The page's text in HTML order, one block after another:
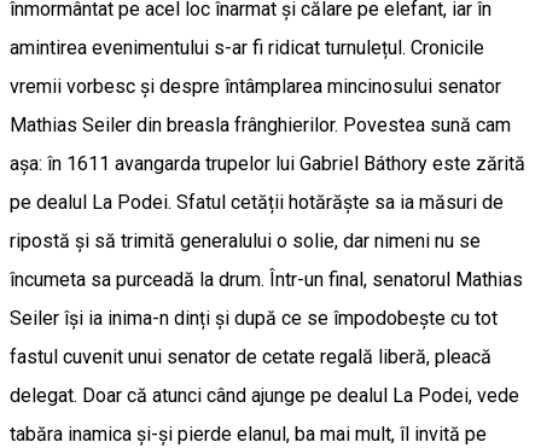
înmormântat pe acel loc înarmat și călare pe elefant, iar în
amintirea evenimentului s-ar fi ridicat turnulețul. Cronicile
vremii vorbesc şi despre întâmplarea mincinosului senator
Mathias Seiler din breasla frânghierilor. Povestea sună cam
așa: în 1611 avangarda trupelor lui Gabriel Báthory este zărită
pe dealul La Podei. Sfatul cetății hotărăște sa ia măsuri de
ripostă și să trimită generalului o solie, dar nimeni nu se
încumeta sa purceadă la drum. Într-un final, senatorul Mathias
Seiler își ia inima-n dinți și după ce se împodobește cu tot
fastul cuvenit unui senator de cetate regală liberă, pleacă
delegat. Doar că atunci când ajunge pe dealul La Podei, vede
tabăra inamica și-și pierde elanul, ba mai mult, îl invită pe